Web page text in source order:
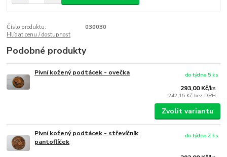
Číslo produktu:
030030
Hlídat cenu / dostupnost
Podobné produkty
Pivní kožený podtácek - ovečka
293,00 Kč/ks
242,15 Kč bez DPH
do týdne 5 ks
Zvolit variantu
Pivní kožený podtácek - střevíčník
pantoflíček
do týdne 2 ks